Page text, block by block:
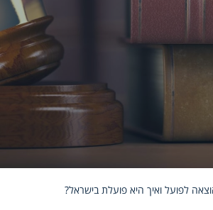
לפועל ואיך היא פועלת בישראל?